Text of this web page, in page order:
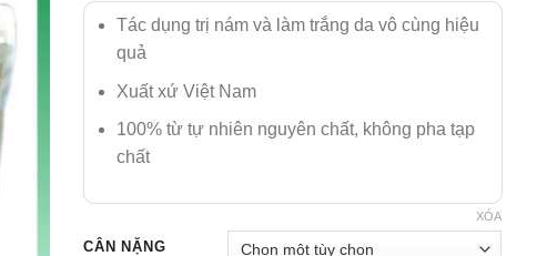
Tác dụng trị nám và làm trắng da vô cùng hiệu
quả
Xuất xứ Việt Nam
100% từ tự nhiên nguyên chất, không pha tạp
chất
CÂN NẶNG
XÓA